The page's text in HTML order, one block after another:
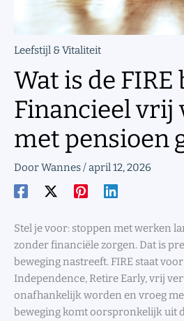
Leefstijl & Vitaliteit
Wat is de FIRE
Financieel vrij
met pensioen
DoorWannes/april 12, 2026
Stel je voor: stoppen met werken
zonder financiële zorgen. Dat is
beweging nastreeft. FIRE staat
Independence, Retire Early, vrij
onafhankelijk worden en vroeg
beweging komt oorspronkelijk uit